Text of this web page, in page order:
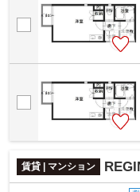
賃貸 | マンション